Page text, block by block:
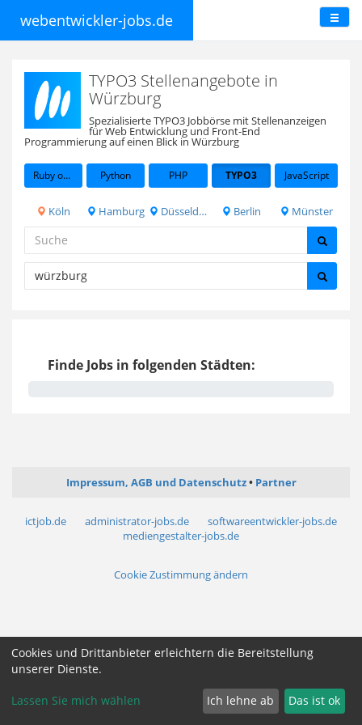
webentwickler-jobs.de
TYPO3 Stellenangebote in
Würzburg
Spezialisierte TYPO3 Jobbörse mit Stellenanzeigen
für Web Entwicklung und Front-End
Programmierung auf einen Blick in Würzburg
Ruby on Rails Python PHP TYPO3 JavaScript
Köln Hamburg Düsseldorf Berlin Münster
Finde Jobs in folgenden Städten:
Impressum, AGB und Datenschutz Partner
ictjob.de administrator-jobs.de
softwareentwickler-jobs.de
mediengestalter-jobs.de
Cookie Zustimmung ändern
Cookies und Drittanbieter erleichtern die Bereitstellung
unserer Dienste.
Lassen Sie mich wählen Ich lehne ab Das ist ok